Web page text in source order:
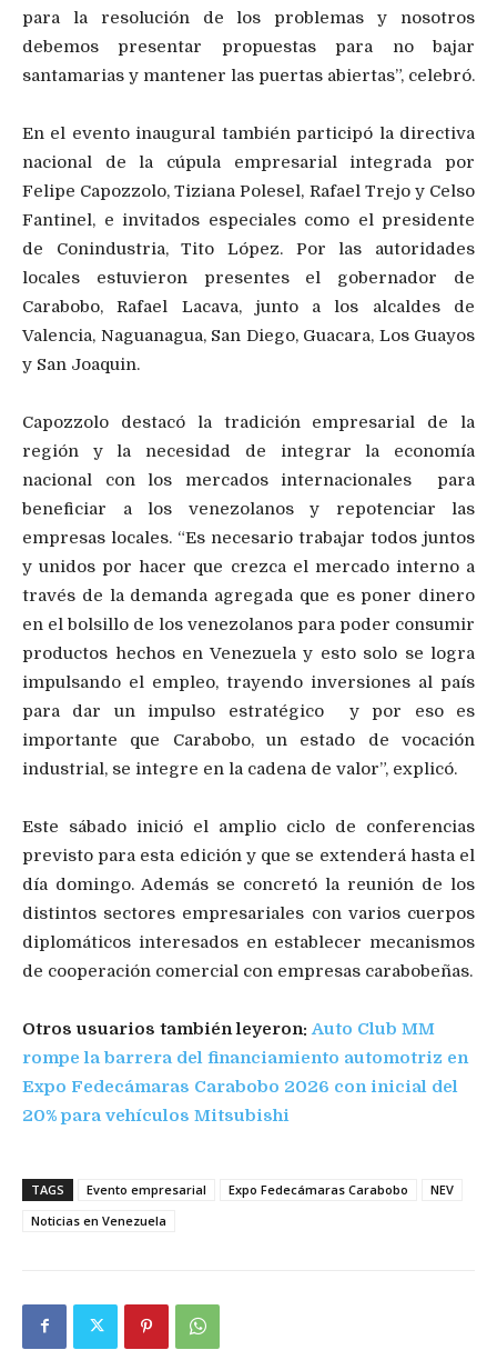
para la resolución de los problemas y nosotros
debemos presentar propuestas para no bajar
santamarias y mantener las puertas abiertas”, celebró.
En el evento inaugural también participó la directiva
nacional de la cúpula empresarial integrada por
Felipe Capozzolo, Tiziana Polesel, Rafael Trejo y Celso
Fantinel, e invitados especiales como el presidente
de Conindustria, Tito López. Por las autoridades
locales estuvieron presentes el gobernador de
Carabobo, Rafael Lacava, junto a los alcaldes de
Valencia, Naguanagua, San Diego, Guacara, Los Guayos
y San Joaquin.
Capozzolo destacó la tradición empresarial de la
región y la necesidad de integrar la economía
nacional con los mercados internacionales para
beneficiar a los venezolanos y repotenciar las
empresas locales. “Es necesario trabajar todos juntos
y unidos por hacer que crezca el mercado interno a
través de la demanda agregada que es poner dinero
en el bolsillo de los venezolanos para poder consumir
productos hechos en Venezuela y esto solo se logra
impulsando el empleo, trayendo inversiones al país
para dar un impulso estratégico y por eso es
importante que Carabobo, un estado de vocación
industrial, se integre en la cadena de valor”, explicó.
Este sábado inició el amplio ciclo de conferencias
previsto para esta edición y que se extenderá hasta el
día domingo. Además se concretó la reunión de los
distintos sectores empresariales con varios cuerpos
diplomáticos interesados en establecer mecanismos
de cooperación comercial con empresas carabobeñas.
Otros usuarios también leyeron:Auto Club MM
rompe la barrera del financiamiento automotriz en
Expo Fedecámaras Carabobo 2026 con inicial del
20% para vehículos Mitsubishi
TAGS Evento empresarial Expo Fedecámaras Carabobo
NEV
Noticias en Venezuela